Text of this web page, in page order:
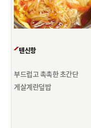
텐신항
부드럽고 촉촉한 초간단
게살계란덮밥